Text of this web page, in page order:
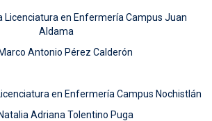
Licenciatura en Enfermería Campus Juan
Aldama
Antonio Pérez Calderón
en Enfermería Campus Nochistlán
Adriana Tolentino Puga